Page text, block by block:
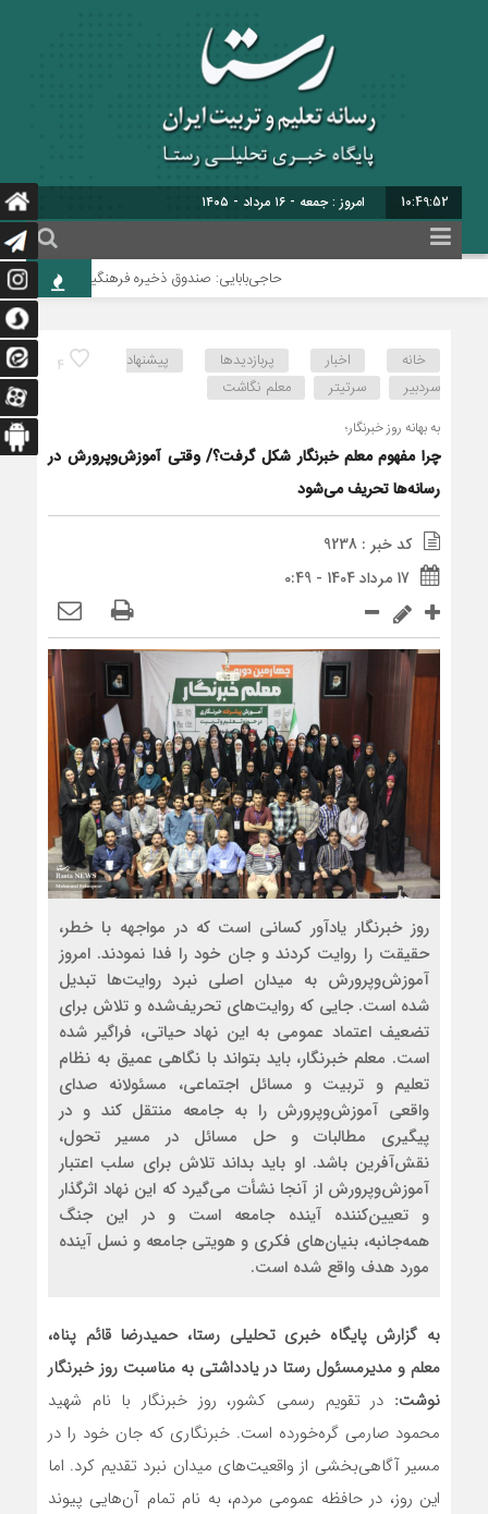
10:49:53 امروز : جمعه - ۱۶ مرداد - ۱۴۰۵
حاجی‌بابایی: صندوق ذخیره فرهنگیان نیازمند یک
4 خانه اخبار پربازدیدها
پیشنهاد
سردبیر
سرتیتر معلم نگاشت
به بهانه روز خبرنگار؛
چرا مفهوم معلم خبرنگار شکل گرفت؟/ وقتی آموزش‌وپرورش در
رسانه‌ها تحریف می‌شود
کد خبر : 9238
17 مرداد 1404 - 0:49
روز خبرنگار یادآور کسانی است که در مواجهه با خطر،
حقیقت را روایت کردند و جان خود را فدا نمودند. امروز
آموزش‌وپرورش به میدان اصلی نبرد روایت‌ها تبدیل
شده است. جایی که روایت‌های تحریف‌شده و تلاش برای
تضعیف اعتماد عمومی به این نهاد حیاتی، فراگیر شده
است. معلم خبرنگار، باید بتواند با نگاهی عمیق به نظام
تعلیم و تربیت و مسائل اجتماعی، مسئولانه صدای
واقعی آموزش‌وپرورش را به جامعه منتقل کند و در
پیگیری مطالبات و حل مسائل در مسیر تحول،
نقش‌آفرین باشد. او باید بداند تلاش برای سلب اعتبار
آموزش‌وپرورش از آنجا نشأت می‌گیرد که این نهاد اثرگذار
و تعیین‌کننده آینده جامعه است و در این جنگ
همه‌جانبه، بنیان‌های فکری و هویتی جامعه و نسل آینده
مورد هدف واقع شده‌ است.
به گزارش پایگاه خبری تحلیلی رستا، حمیدرضا قائم پناه،
معلم و مدیرمسئول رستا در یادداشتی به مناسبت روز خبرنگار
نوشت: در تقویم رسمی کشور، روز خبرنگار با نام شهید
محمود صارمی گره‌خورده است. خبرنگاری که جان خود را در
مسیر آگاهی‌بخشی از واقعیت‌های میدان نبرد تقدیم کرد. اما
این روز، در حافظه عمومی مردم، به نام تمام آن‌هایی پیوند